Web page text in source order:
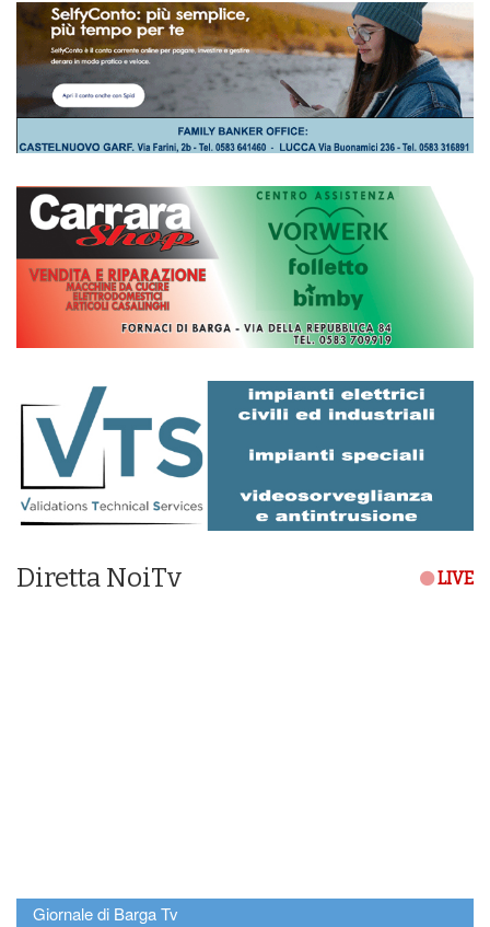
Diretta NoiTv LIVE
Giornale di Barga Tv